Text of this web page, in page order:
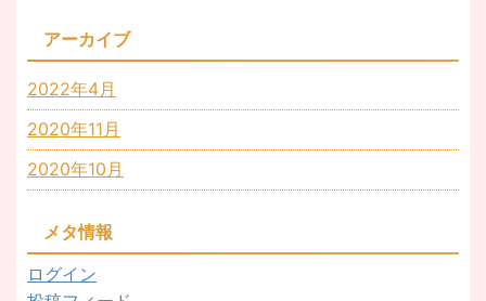
アーカイブ
2022年4月
2020年11月
2020年10月
メタ情報
ログイン